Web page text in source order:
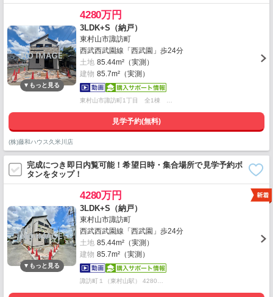
4280万円
3LDK+S（納戸）
東村山市諏訪町
西武西武園線「西武園」歩24分
土地 85.44m²（実測）
建物 85.7m²（実測）
東村山市諏訪町1丁目 全1棟 …
見学予約(無料)
(株)藤和ハウス久米川店
完成につき即日内覧可能！希望日時・集合場所で見学予約ボ
タンをタップ！
4280万円
3LDK+S（納戸）
東村山市諏訪町
西武西武園線「西武園」歩24分
土地 85.44m²（実測）
建物 85.7m²（実測）
諏訪町１（東村山駅） 4280…